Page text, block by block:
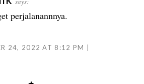
perjalanannnya.
24, 2022 AT 8:12 PM